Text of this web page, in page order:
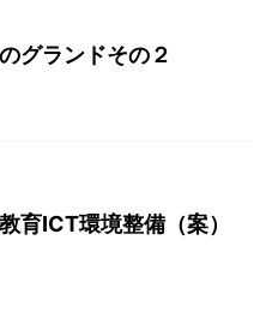
グランドその２
育ICT環境整備（案）